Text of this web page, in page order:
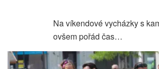
Na víkendové vycházky s
ovšem pořád čas…